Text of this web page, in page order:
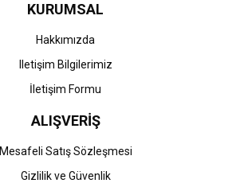
KURUMSAL
Hakkımızda
Iletişim Bilgilerimiz
İletişim Formu
ALIŞVERİŞ
Mesafeli Satış Sözleşmesi
Gizlilik ve Güvenlik